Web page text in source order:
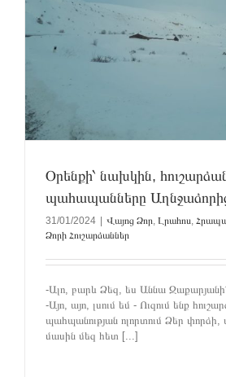
Օրենքի՝ նախկին,
պահապանները
31/01/2024 Վայոց Ձոր, Լրահոս,
Ձորի Հուշարձաններ
-Ալո, բարև Ձեզ, ես Աննա
-Այո, այո, լսում եմ - Ուզում ենք
պահպանության ոլորտում Ձեր
մասին մեզ հետ [...]